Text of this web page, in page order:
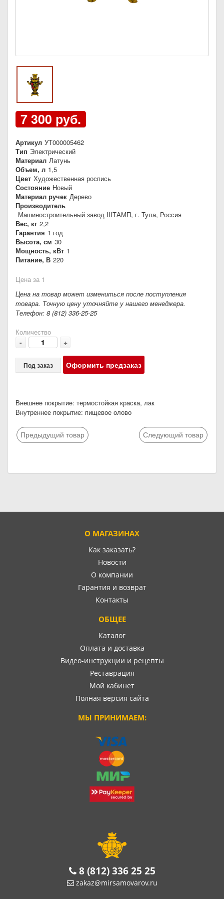
7 300 руб.
Артикул УТ000005462
Тип Электрический
Материал Латунь
Объем, л 1,5
Цвет Художественная роспись
Состояние Новый
Материал ручек Дерево
Производитель
Машиностроительный завод ШТАМП, г. Тула, Россия
Вес, кг 2,2
Гарантия 1 год
Высота, см 30
Мощность, кВт 1
Питание, В 220
Цена за 1
Цена на товар может измениться после поступления
товара. Точную цену уточняйте у нашего менеджера.
Телефон: 8 (812) 336-25-25
Количество
- +
Под заказ Оформить предзаказ
Внешнее покрытие: термостойкая краска, лак
Внутреннее покрытие: пищевое олово
Предыдущий товар Следующий товар
О МАГАЗИНАХ
Как заказать?
Новости
О компании
Гарантия и возврат
Контакты
ОБЩЕЕ
Каталог
Оплата и доставка
Видео-инструкции и рецепты
Реставрация
Мой кабинет
Полная версия сайта
МЫ ПРИНИМАЕМ:
8 (812) 336 25 25
zakaz@mirsamovarov.ru